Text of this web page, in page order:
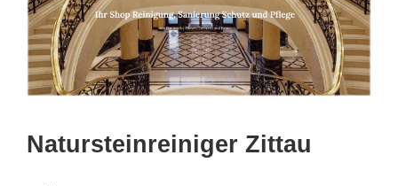
Natursteinreiniger Zittau